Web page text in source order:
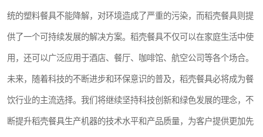
统的塑料餐具不能降解，对环境造成了严重的污染，而稻壳餐具则提
供了一个可持续发展的解决方案。稻壳餐具不仅可以在家庭生活中使
用，还可以广泛应用于酒店、餐厅、咖啡馆、航空公司等各个场合。
未来，随着科技的不断进步和环保意识的普及，稻壳餐具必将成为餐
饮行业的主流选择。我们将继续坚持科技创新和绿色发展的理念，不
断提升稻壳餐具生产机器的技术水平和产品质量，为客户提供更加先